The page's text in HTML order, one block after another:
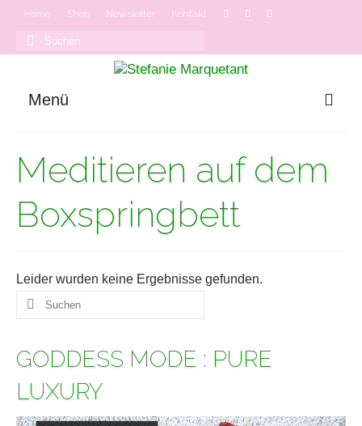
Home Shop Newsletter Kontakt
Suchen
Menü
Onlinekurse
Meditieren auf dem
Boxspringbett
Leider wurden keine Ergebnisse gefunden.
Suchen
nach:
GODDESS MODE : PURE
LUXURY